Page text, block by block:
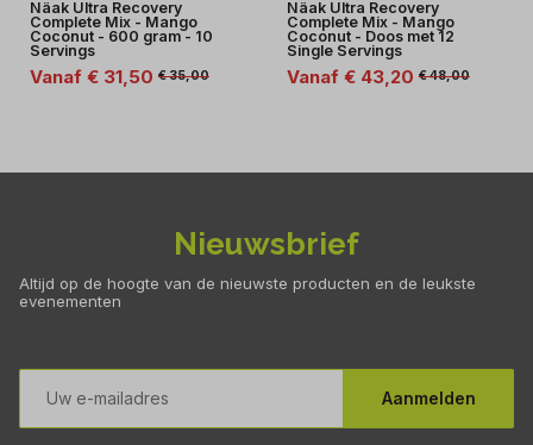
Näak Ultra Recovery
Complete Mix - Mango
Coconut - 600 gram - 10
Servings
Vanaf € 31,50 € 35,00
Näak Ultra Recovery
Complete Mix - Mango
Coconut - Doos met 12
Single Servings
Vanaf € 43,20 € 48,00
Nieuwsbrief
Altijd op de hoogte van de nieuwste producten en de leukste
evenementen
E-
mailadres
Aanmelden